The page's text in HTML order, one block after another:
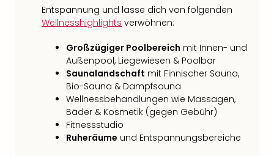
Entspannung und lasse dich von folgenden
Wellnesshighlights verwöhnen:
Großzügiger Poolbereich mit Innen- und
Außenpool, Liegewiesen & Poolbar
Saunalandschaft mit Finnischer Sauna,
Bio-Sauna & Dampfsauna
Wellnessbehandlungen wie Massagen,
Bäder & Kosmetik (gegen Gebühr)
Fitnessstudio
Ruheräume und Entspannungsbereiche